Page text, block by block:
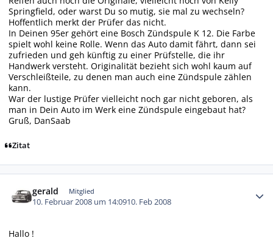
Springfield, oder warst Du so mutig, sie mal zu wechseln?
Hoffentlich merkt der Prüfer das nicht.
In Deinen 95er gehört eine Bosch Zündspule K 12. Die Farbe
spielt wohl keine Rolle. Wenn das Auto damit fährt, dann sei
zufrieden und geh künftig zu einer Prüfstelle, die ihr
Handwerk versteht. Originalität bezieht sich wohl kaum auf
Verschleißteile, zu denen man auch eine Zündspule zählen
kann.
War der lustige Prüfer vielleicht noch gar nicht geboren, als
man in Dein Auto im Werk eine Zündspule eingebaut hat?
Gruß, DanSaab
Zitat
gerald Mitglied
10. Februar 2008 um 14:0910. Feb 2008
Hallo !